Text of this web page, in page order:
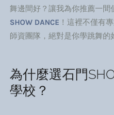
舞邊間好？讓我為你推薦一
SHOW DANCE ！這裡不僅有
師資團隊，絕對是你學跳舞的
為什麼選石門
學校？